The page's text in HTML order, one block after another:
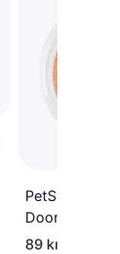
PetSafe
Door Key
89 kr.